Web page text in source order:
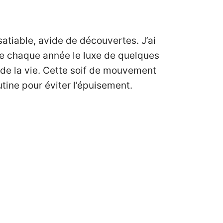
avide de découvertes. J’ai
chaque année le luxe de quelques
la vie. Cette soif de mouvement
pour éviter l’épuisement.